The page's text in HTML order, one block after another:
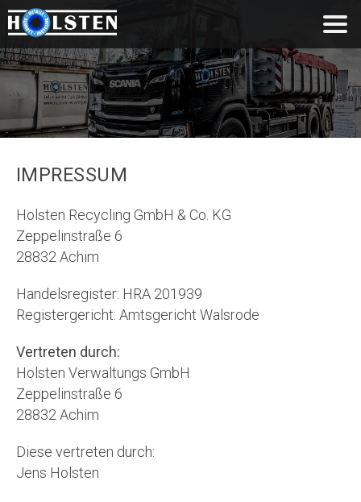
IMPRESSUM
Holsten Recycling GmbH & Co. KG
Zeppelinstraße 6
28832 Achim
Handelsregister: HRA 201939
Registergericht: Amtsgericht Walsrode
Vertreten durch:
Holsten Verwaltungs GmbH
Zeppelinstraße 6
28832 Achim
Diese vertreten durch:
Jens Holsten